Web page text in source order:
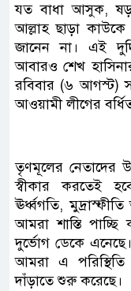
যত বাধা আসুক,
আল্লাহ ছাড়া
জানেন না। এই
আবারও শেখ
রবিবার (৬ আগস্ট)
আওয়ামী লীগের
তৃণমূলের নেতাদের
স্বীকার করতেই
ঊর্ধ্বগতি,
আমরা শাস্তি
দুর্ভোগ ডেকে
আমরা এ পরিস্থিতি
দাঁড়াতে শুরু করেছে।